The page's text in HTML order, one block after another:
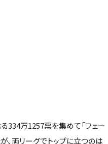
334万1257票を集めて「フェー
、両リーグでトップに立つのは